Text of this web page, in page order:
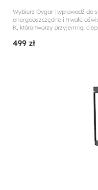
Wybierz Ovgar i wprowadź do
energooszczędne i trwałe
K, która tworzy przyjemną,
499 zł